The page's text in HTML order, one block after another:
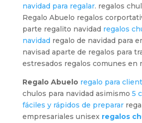
navidad para regalar. regalos
Regalo Abuelo regalos
parte regalito navidad regalos
navidadregalo de navidad para
navisad aparte de regalos para
estresados regalos comunes en
Regalo Abuelo regalo para
chulos para navidad asimismo 5
fáciles y rápidos de preparar
empresariales unisex regalos